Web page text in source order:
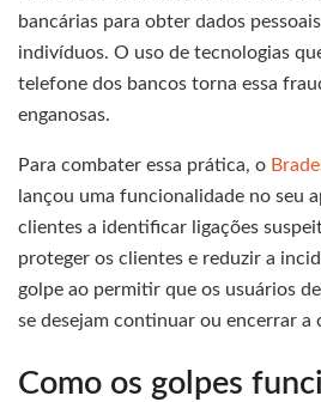
bancárias para obter dados
indivíduos. O uso de tecnologias
telefone dos bancos torna essa
enganosas.
Para combater essa prática, o
lançou uma funcionalidade no seu
clientes a identificar ligações
proteger os clientes e reduzir a
golpe ao permitir que os usuários
se desejam continuar ou encerrar a
Como os golpes